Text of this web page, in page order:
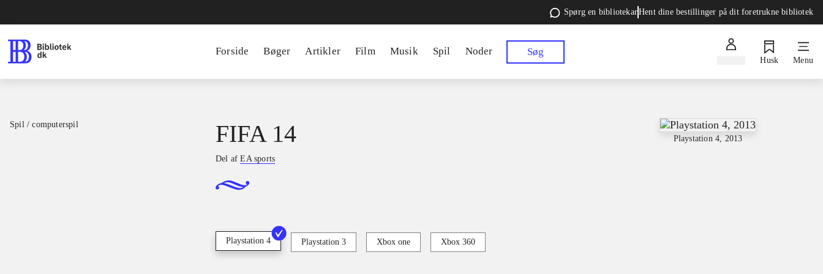
Spørg en bibliotekarHent dine bestillinger på dit foretrukne bibliotek
Forside Bøger Artikler Film Musik Spil Noder Søg
Husk Menu
Spil / computerspil
Playstation 4, 2013
FIFA 14
Del afEA sports
Playstation 4 Playstation 3 Xbox one Xbox 360